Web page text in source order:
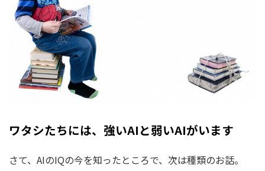
ワタシたちには、強いAIと弱いAIがいます
さて、AIのIQの今を知ったところで、次は種類のお話。